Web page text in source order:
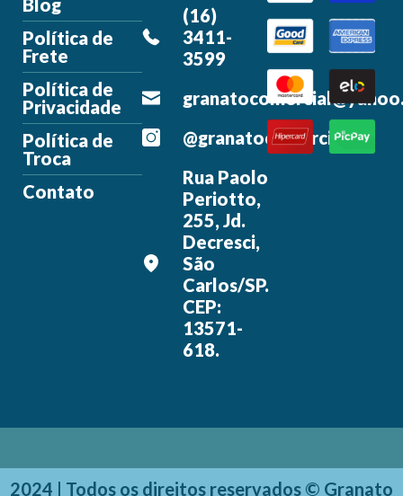
Blog
Política de
Frete
Política de
Privacidade
Política de
Troca
Contato
(16)
3411-
3599
@granatocomercial
Rua Paolo
Periotto,
255, Jd.
Decresci,
São
Carlos/SP.
CEP:
13571-
618.
2024 | Todos os direitos reservados © Granato